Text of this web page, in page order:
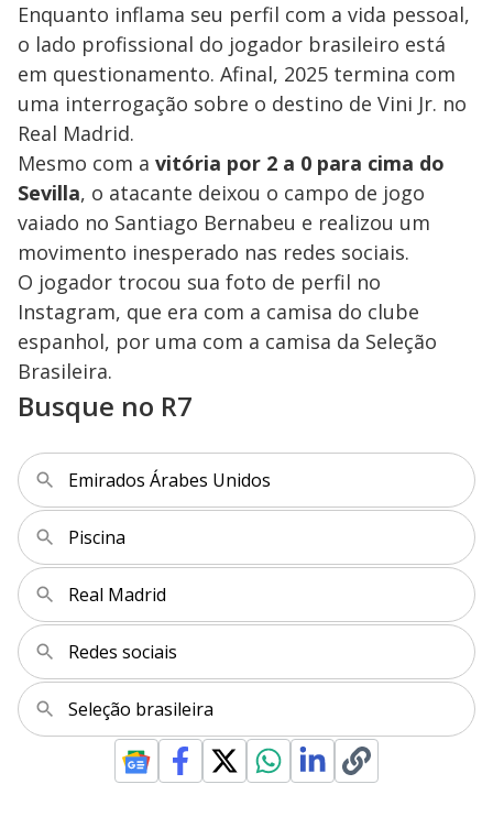
Enquanto inflama seu perfil com a vida pessoal,
o lado profissional do jogador brasileiro está
em questionamento. Afinal, 2025 termina com
uma interrogação sobre o destino de Vini Jr. no
Real Madrid.
Mesmo com a vitória por 2 a 0 para cima do
Sevilla, o atacante deixou o campo de jogo
vaiado no Santiago Bernabeu e realizou um
movimento inesperado nas redes sociais.
O jogador trocou sua foto de perfil no
Instagram, que era com a camisa do clube
espanhol, por uma com a camisa da Seleção
Brasileira.
Busque no R7
Emirados Árabes Unidos
Piscina
Real Madrid
Redes sociais
Seleção brasileira